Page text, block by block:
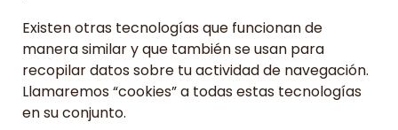
Existen otras tecnologías que funcionan de
manera similar y que también se usan para
recopilar datos sobre tu actividad de navegación.
Llamaremos “cookies” a todas estas tecnologías
en su conjunto.